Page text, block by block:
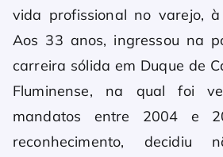
vida profissional no varejo,
Aos 33 anos, ingressou na
carreira sólida em Duque de
Fluminense, na qual foi
mandatos entre 2004 e
reconhecimento,